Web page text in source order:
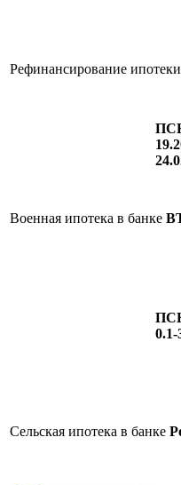
Рефинансирование
Военная ипотека в банке
0.1-
Сельская ипотека в банке